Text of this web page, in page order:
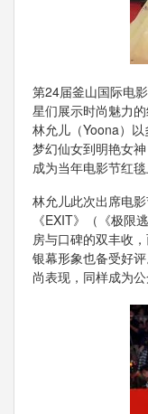
第24届釜山国际电
星们展示时尚魅力
林允儿（Yoona）
梦幻仙女到明艳女
成为当年电影节红
林允儿此次出席电
《EXIT》（《极限
房与口碑的双丰收
银幕形象也备受好
尚表现，同样成为公